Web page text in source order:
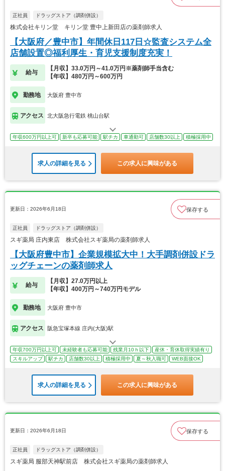
正社員 ドラッグストア（調剤併設）
株式会社キリン堂 キリン堂 豊中上新田店の薬剤師求人
【大阪府／豊中市】年間休日117日☆監査システム全
店舗設置◎福利厚生・育児支援制度充実！
給与
【月収】33.0万円～41.0万円※薬剤師手当含む
【年収】480万円～600万円
勤務地 大阪府 豊中市
アクセス 北大阪急行電鉄 桃山台駅
年収600万円以上可 新卒も応募可能 駅チカ 車通勤可 店舗数30以上 積極採用中
求人の詳細を見る この求人に興味がある
更新日：2026年6月18日 保存する
正社員 ドラッグストア（調剤併設）
スギ薬局 庄内東店 株式会社スギ薬局の薬剤師求人
【大阪府豊中市】企業規模拡大中！大手調剤併設ドラ
ッグチェーンの薬剤師求人
給与
【月収】27.0万円以上
【年収】400万円～740万円モデル
勤務地 大阪府 豊中市
アクセス 阪急宝塚本線 庄内(大阪)駅
年収700万円以上可 未経験者も応募可能 残業月10ｈ以下
産休・育休取得実績有り
スキルアップ
駅チカ 店舗数30以上 積極採用中 夏～秋入職可 WEB面接OK
求人の詳細を見る この求人に興味がある
更新日：2026年6月18日 保存する
正社員 ドラッグストア（調剤併設）
スギ薬局 服部天神駅前店 株式会社スギ薬局の薬剤師求人